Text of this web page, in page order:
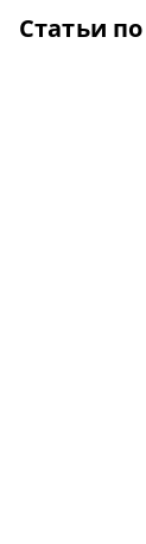
Статьи